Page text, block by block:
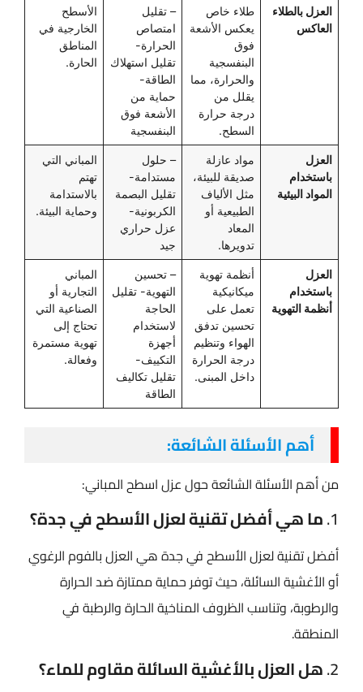
العزل بالطلاء
العاكس
طلاء خاص
يعكس الأشعة
فوق
البنفسجية
والحرارة، مما
يقلل من
درجة حرارة
السطح.
– تقليل
امتصاص
الحرارة-
تقليل استهلاك
الطاقة-
حماية من
الأشعة فوق
البنفسجية
الأسطح
الخارجية في
المناطق
الحارة.
العزل
باستخدام
المواد البيئية
مواد عازلة
صديقة للبيئة،
مثل الألياف
الطبيعية أو
المعاد
تدويرها.
– حلول
مستدامة-
تقليل البصمة
الكربونية-
عزل حراري
جيد
المباني التي
تهتم
بالاستدامة
وحماية البيئة.
العزل
باستخدام
أنظمة التهوية
أنظمة تهوية
ميكانيكية
تعمل على
تحسين تدفق
الهواء وتنظيم
درجة الحرارة
داخل المبنى.
– تحسين
التهوية- تقليل
الحاجة
لاستخدام
أجهزة
التكييف-
تقليل تكاليف
الطاقة
المباني
التجارية أو
الصناعية التي
تحتاج إلى
تهوية مستمرة
وفعالة.
أهم الأسئلة الشائعة:
من أهم الأسئلة الشائعة حول عزل اسطح المباني​:
1. ما هي أفضل تقنية لعزل الأسطح في جدة؟
أفضل تقنية لعزل الأسطح في جدة هي العزل بالفوم الرغوي
أو الأغشية السائلة، حيث توفر حماية ممتازة ضد الحرارة
والرطوبة، وتناسب الظروف المناخية الحارة والرطبة في
المنطقة.
2. هل العزل بالأغشية السائلة مقاوم للماء؟